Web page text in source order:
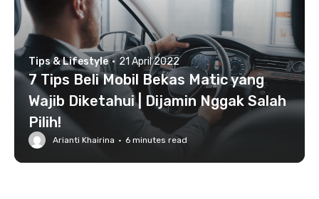
Tips & Lifestyle · 21 April 2022
7 Tips Beli Mobil Bekas Matic yang
Wajib Diketahui | Dijamin Nggak Salah
Pilih!
Arianti Khairina · 6 minutes read